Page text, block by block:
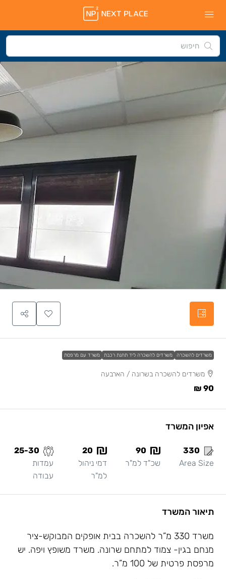
משרדים להשכרה משרדים להשכרה ליד תחנת רכבת משרד עם מרפסת
משרדים להשכרה בשרונה / הארבעה
90 ₪
אפיון המשרד
330
Area Size
90
שכ"ד למ"ר
20
דמי ניהול
למ"ר
25-30
עמדות
עבודה
תיאור המשרד
משרד 330 מ”ר להשכרה בבית אופקים המבוקש-ציר
מנחם בגין- צמוד למתחם שרונה. משרד משופץ ויפה. יש
מרפסת פרטית של 100 מ”ר.